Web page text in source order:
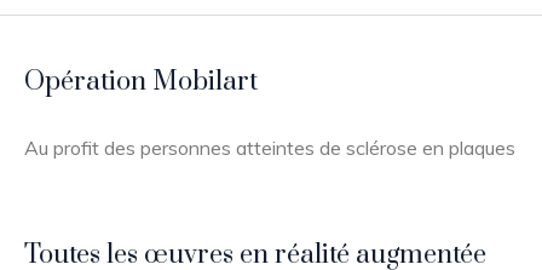
Opération Mobilart
Au profit des personnes atteintes de sclérose en plaques
Toutes les œuvres en réalité augmentée